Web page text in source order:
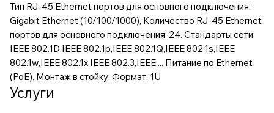
Тип RJ-45 Ethernet портов для основного подключения:
Gigabit Ethernet (10/100/1000), Количество RJ-45 Ethernet
портов для основного подключения: 24. Стандарты сети:
IEEE 802.1D,IEEE 802.1p,IEEE 802.1Q,IEEE 802.1s,IEEE
802.1w,IEEE 802.1x,IEEE 802.3,IEEE.... Питание по Ethernet
(PoE). Монтаж в стойку, Формат: 1U
Услуги